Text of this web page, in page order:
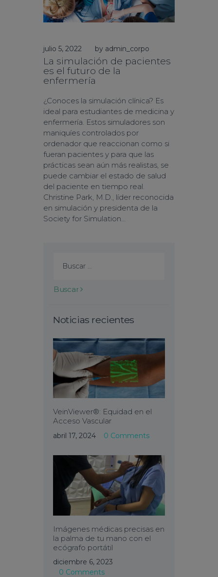
julio 5, 2022 by admin_corpo
La simulación de pacientes
es el futuro de la
enfermería
¿Conoces la simulación clínica? Es
ideal para estudiantes de medicina y
enfermería. Estos simuladores son
maniquíes controlados por
ordenador que reaccionan como si
fueran pacientes y para que las
prácticas sean aún más realistas, se
puede cambiar el estado de salud
del paciente en tiempo real.
Christine Park, M.D., líder reconocida
en simulación y presidenta de la
Society for Simulation…
Noticias recientes
VeinViewer®: Equidad en el
Acceso Vascular
abril 17, 2024 0 Comments
Imágenes médicas precisas en
la palma de tu mano con el
ecógrafo portátil
diciembre 6, 2023
0 Comments